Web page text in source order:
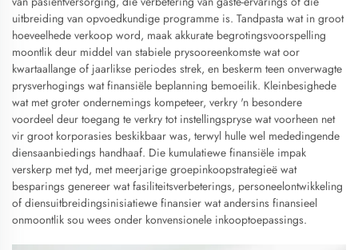
uitbreiding van opvoedkundige programme is. Tandpasta wat in groot
hoeveelhede verkoop word, maak akkurate begrotingsvoorspelling
moontlik deur middel van stabiele prysooreenkomste wat oor
kwartaallange of jaarlikse periodes strek, en beskerm teen onverwagte
prysverhogings wat finansiële beplanning bemoeilik. Kleinbesighede
wat met groter ondernemings kompeteer, verkry 'n besondere
voordeel deur toegang te verkry tot instellingspryse wat voorheen net
vir groot korporasies beskikbaar was, terwyl hulle wel mededingende
diensaanbiedings handhaaf. Die kumulatiewe finansiële impak
verskerp met tyd, met meerjarige groepinkoopstrategieë wat
besparings genereer wat fasiliteitsverbeterings, personeelontwikkeling
of diensuitbreidingsinisiatiewe finansier wat andersins finansieel
onmoontlik sou wees onder konvensionele inkooptoepassings.